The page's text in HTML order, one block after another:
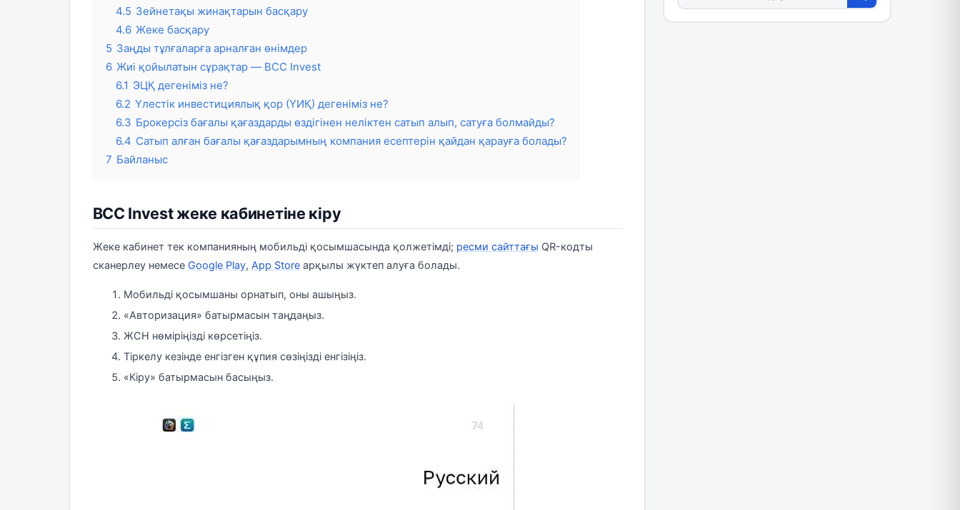
4.5 Зейнетақы жинақтарын басқару
4.6 Жеке басқару
5 Заңды тұлғаларға арналған өнімдер
6 Жиі қойылатын сұрақтар — BCC Invest
6.1 ЭЦҚ дегеніміз не?
6.2 Үлестік инвестициялық қор (ҮИҚ) дегеніміз не?
6.3 Брокерсіз бағалы қағаздарды өздігінен неліктен сатып алып, сатуға болмайды?
6.4 Сатып алған бағалы қағаздарымның компания есептерін қайдан қарауға болады?
7 Байланыс
BCC Invest жеке кабинетіне кіру
Жеке кабинет тек компанияның мобильді қосымшасында қолжетімді; ресми сайттағы QR-кодты
сканерлеу немесе Google Play, App Storeарқылы жүктеп алуға болады.
Мобильді қосымшаны орнатып, оны ашыңыз.
«Авторизация» батырмасын таңдаңыз.
ЖСН нөміріңізді көрсетіңіз.
Тіркелу кезінде енгізген құпия сөзіңізді енгізіңіз.
«Кіру» батырмасын басыңыз.